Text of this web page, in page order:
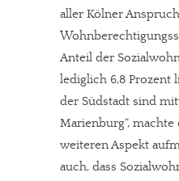
aller Kölner
Anteil der
lediglich 6,8 Prozent
der Südstadt sind
Marienburg“,
weiteren Aspekt
auch, dass